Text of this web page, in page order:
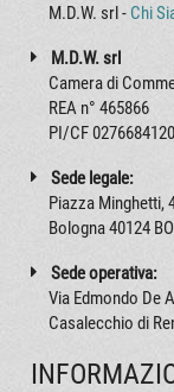
M.D.W. srl - Chi
M.D.W. srl
Camera di
REA n° 465866
PI/CF
Sede legale:
Piazza Minghetti,
Bologna 40124 BO
Sede operativa:
Via Edmondo De
Casalecchio di